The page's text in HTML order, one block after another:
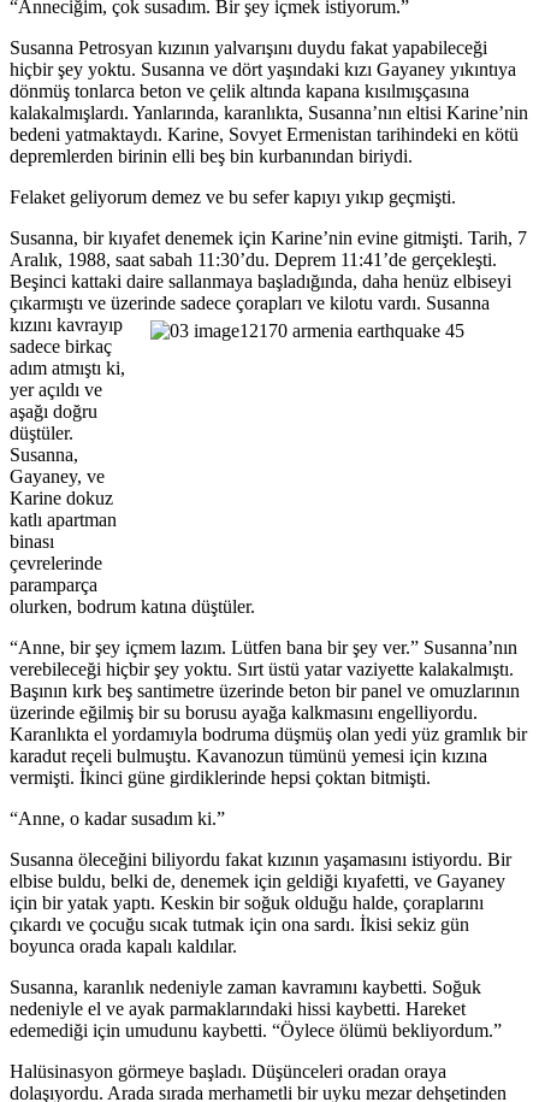
“Anneciğim, çok susadım. Bir şey içmek istiyorum.”
Susanna Petrosyan kızının yalvarışını duydu fakat yapabileceği
hiçbir şey yoktu. Susanna ve dört yaşındaki kızı Gayaney yıkıntıya
dönmüş tonlarca beton ve çelik altında kapana kısılmışçasına
kalakalmışlardı. Yanlarında, karanlıkta, Susanna’nın eltisi Karine’nin
bedeni yatmaktaydı. Karine, Sovyet Ermenistan tarihindeki en kötü
depremlerden birinin elli beş bin kurbanından biriydi.
Felaket geliyorum demez ve bu sefer kapıyı yıkıp geçmişti.
Susanna, bir kıyafet denemek için Karine’nin evine gitmişti. Tarih, 7
Aralık, 1988, saat sabah 11:30’du. Deprem 11:41’de gerçekleşti.
Beşinci kattaki daire sallanmaya başladığında, daha henüz elbiseyi
çıkarmıştı ve üzerinde sadece çorapları ve kilotu vardı. Susanna
kızını kavrayıp
sadece birkaç
adım atmıştı ki,
yer açıldı ve
aşağı doğru
düştüler.
Susanna,
Gayaney, ve
Karine dokuz
katlı apartman
binası
çevrelerinde
paramparça
olurken, bodrum katına düştüler.
“Anne, bir şey içmem lazım. Lütfen bana bir şey ver.” Susanna’nın
verebileceği hiçbir şey yoktu. Sırt üstü yatar vaziyette kalakalmıştı.
Başının kırk beş santimetre üzerinde beton bir panel ve omuzlarının
üzerinde eğilmiş bir su borusu ayağa kalkmasını engelliyordu.
Karanlıkta el yordamıyla bodruma düşmüş olan yedi yüz gramlık bir
karadut reçeli bulmuştu. Kavanozun tümünü yemesi için kızına
vermişti. İkinci güne girdiklerinde hepsi çoktan bitmişti.
“Anne, o kadar susadım ki.”
Susanna öleceğini biliyordu fakat kızının yaşamasını istiyordu. Bir
elbise buldu, belki de, denemek için geldiği kıyafetti, ve Gayaney
için bir yatak yaptı. Keskin bir soğuk olduğu halde, çoraplarını
çıkardı ve çocuğu sıcak tutmak için ona sardı. İkisi sekiz gün
boyunca orada kapalı kaldılar.
Susanna, karanlık nedeniyle zaman kavramını kaybetti. Soğuk
nedeniyle el ve ayak parmaklarındaki hissi kaybetti. Hareket
edemediği için umudunu kaybetti. “Öylece ölümü bekliyordum.”
Halüsinasyon görmeye başladı. Düşünceleri oradan oraya
dolaşıyordu. Arada sırada merhametli bir uyku mezar dehşetinden